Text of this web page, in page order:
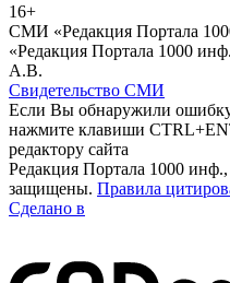
16+
СМИ «Редакция Портала
«Редакция Портала 1000
А.В.
Свидетельство СМИ
Если Вы обнаружили ошибку
нажмите клавиши
редактору сайта
Редакция Портала 1000
защищены. Правила
Сделано в